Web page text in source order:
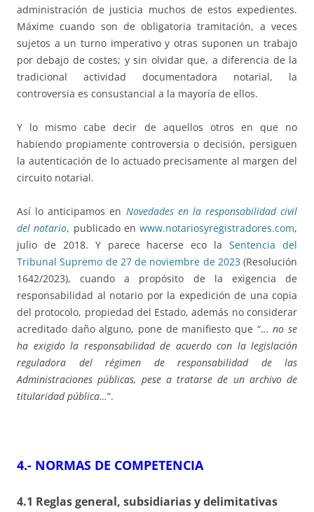
administración de justicia muchos de estos expedientes.
Máxime cuando son de obligatoria tramitación, a veces
sujetos a un turno imperativo y otras suponen un trabajo
por debajo de costes; y sin olvidar que, a diferencia de la
tradicional actividad documentadora notarial, la
controversia es consustancial a la mayoría de ellos.
Y lo mismo cabe decir de aquellos otros en que no
habiendo propiamente controversia o decisión, persiguen
la autenticación de lo actuado precisamente al margen del
circuito notarial.
Así lo anticipamos en Novedades en la responsabilidad civil
del notario, publicado en www.notariosyregistradores.com,
julio de 2018. Y parece hacerse eco laSentencia del
Tribunal Supremo de 27 de noviembre de 2023 (Resolución
1642/2023), cuando a propósito de la exigencia de
responsabilidad al notario por la expedición de una copia
del protocolo, propiedad del Estado, además no considerar
acreditado daño alguno, pone de manifiesto que “... no se
ha exigido la responsabilidad de acuerdo con la legislación
reguladora del régimen de responsabilidad de las
Administraciones públicas, pese a tratarse de un archivo de
titularidad pública…”.
4.- NORMAS DE COMPETENCIA
4.1 Reglas general, subsidiarias y delimitativas